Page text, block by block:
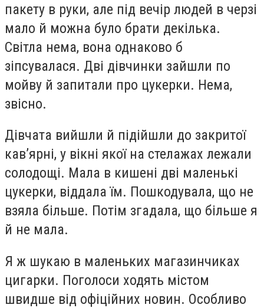
пакету в руки, але під вечір людей в черзі
мало й можна було брати декілька.
Світла нема, вона однаково б
зіпсувалася. Дві дівчинки зайшли по
мойву й запитали про цукерки. Нема,
звісно.
Дівчата вийшли й підійшли до закритої
кав’ярні, у вікні якої на стелажах лежали
солодощі. Мала в кишені дві маленькі
цукерки, віддала їм. Пошкодувала, що не
взяла більше. Потім згадала, що більше я
й не мала.
Я ж шукаю в маленьких магазинчиках
цигарки. Поголоси ходять містом
швидше від офіційних новин. Особливо